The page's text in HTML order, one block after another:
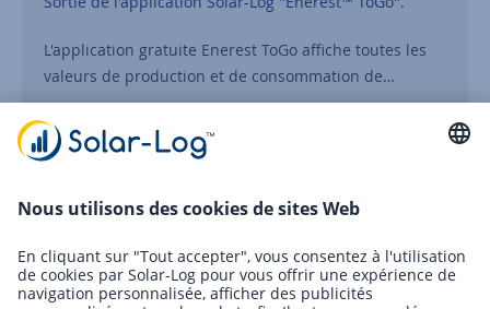
L'application gratuite Enerest ToGo affiche toutes les
valeurs de production et de consommation de…